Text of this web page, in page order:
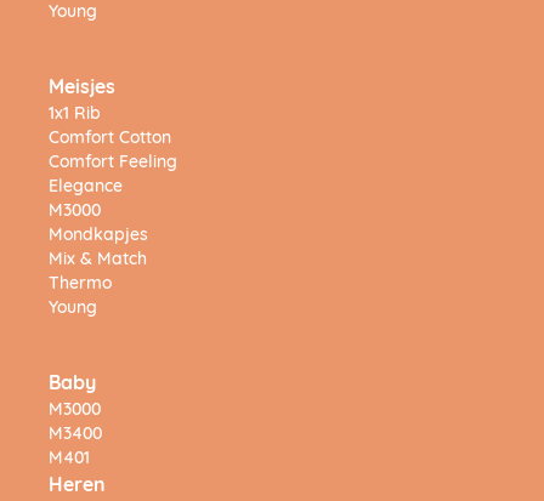
Young
Meisjes
1x1 Rib
Comfort Cotton
Comfort Feeling
Elegance
M3000
Mondkapjes
Mix & Match
Thermo
Young
Baby
M3000
M3400
M401
Heren